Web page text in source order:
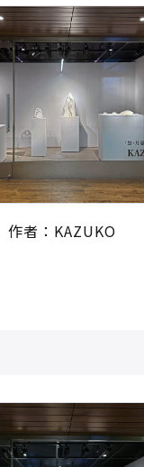
作者：KAZUKO